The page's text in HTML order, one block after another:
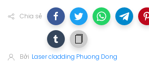
Chia sẻ
Bởi Laser cladding Phuong Dong